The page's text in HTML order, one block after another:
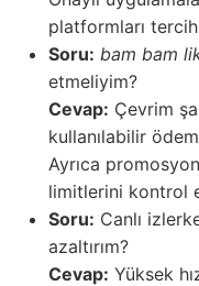
platformları
Soru: bam bam
etmeliyim?
Cevap: Çevrim
kullanılabilir
Ayrıca
limitlerini kontrol
Soru: Canlı
azaltırım?
Cevap: Yüksek